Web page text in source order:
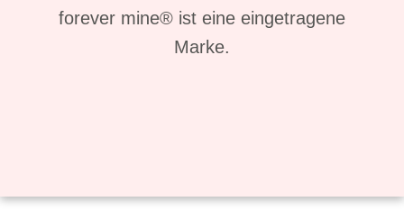
forever mine® ist eine eingetragene
Marke.